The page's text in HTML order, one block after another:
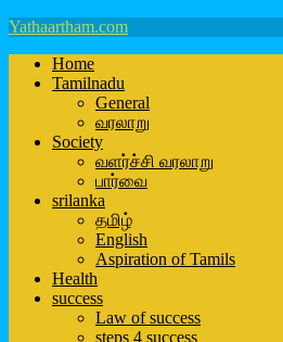
Yathaartham.com
Home
Tamilnadu
General
வரலாறு
Society
வளர்ச்சி வரலாறு
பார்வை
srilanka
தமிழ்
English
Aspiration of Tamils
Health
success
Law of success
steps 4 success